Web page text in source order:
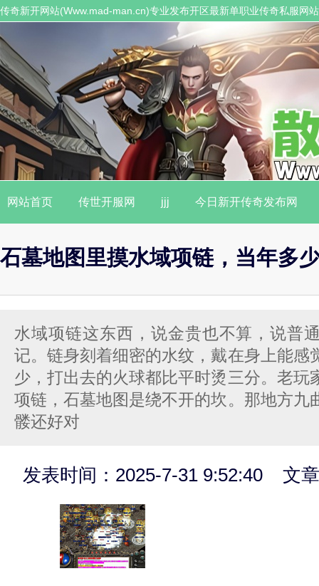
传奇新开网站(Www.mad-man.cn)专业发布开区最新单职业传奇私服网
网站首页 传世开服网 jjj 今日新开传奇发布网
石墓地图里摸水域项链，当年多
水域项链这东西，说金贵也不算，说普
记。链身刻着细密的水纹，戴在身上能感
少，打出去的火球都比平时烫三分。老玩
项链，石墓地图是绕不开的坎。那地方九
髅还好对
发表时间：2025-7-31 9:52:40 文